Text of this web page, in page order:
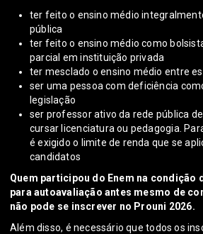
ter feito o ensino médio
pública
ter feito o ensino médio como
parcial em instituição privada
ter mesclado o ensino médio entre
ser uma pessoa com deficiência
legislação
ser professor ativo da rede pública
cursar licenciatura ou pedagogia.
é exigido o limite de renda que se
candidatos
Quem participou do Enem na condição
para autoavaliação antes mesmo de
não pode se inscrever no Prouni 2026.
Além disso, é necessário que todos os